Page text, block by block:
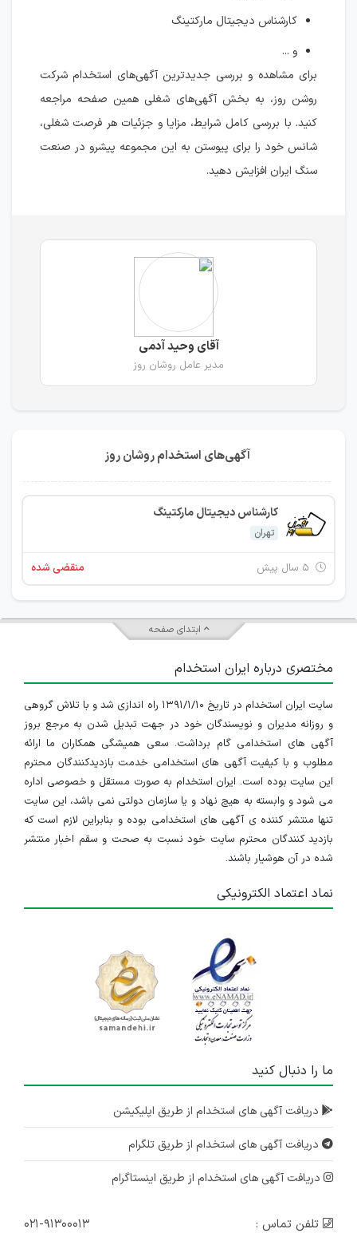
کارشناس دیجیتال مارکتینگ
و ...
برای مشاهده و بررسی جدیدترین آگهی‌های استخدام شرکت
روشن روز، به بخش آگهی‌های شغلی همین صفحه مراجعه
کنید. با بررسی کامل شرایط، مزایا و جزئیات هر فرصت شغلی،
شانس خود را برای پیوستن به این مجموعه پیشرو در صنعت
سنگ ایران افزایش دهید.
آقای وحید آدمی
مدیر عامل روشان روز
آگهی‌های استخدام روشان روز
کارشناس دیجیتال مارکتینگ
تهران
منقضی شده
ابتدای صفحه
مختصری درباره ایران استخدام
سایت ایران استخدام در تاریخ ۱۳۹۱/۱/۱۰ راه اندازی شد و با تلاش گروهی
و روزانه مدیران و نویسندگان خود در جهت تبدیل شدن به مرجع بروز
آگهی های استخدامی گام برداشت. سعی همیشگی همکاران ما ارائه
مطلوب و با کیفیت آگهی های استخدامی خدمت بازدیدکنندگان محترم
این سایت بوده است. ایران استخدام به صورت مستقل و خصوصی اداره
می شود و وابسته به هیچ نهاد و یا سازمان دولتی نمی باشد، این سایت
تنها منتشر کننده ی آگهی های استخدامی بوده و بنابراین لازم است که
بازدید کنندگان محترم سایت خود نسبت به صحت و سقم اخبار منتشر
شده در آن هوشیار باشند.
نماد اعتماد الکترونیکی
ما را دنبال کنید
دریافت آگهی های استخدام از طریق اپلیکیشن
دریافت آگهی های استخدام از طریق تلگرام
دریافت آگهی های استخدام از طریق اینستاگرام
تلفن تماس : ۰۲۱-۹۱۳۰۰۰۱۳